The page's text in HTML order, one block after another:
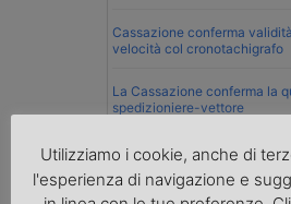
Cassazione conferma
velocità col cronotachigrafo
La Cassazione conferma la
spedizioniere-vettore
Esenzione Iva nei trasporti
su tutta la filiera
Utilizziamo i cookie, anche di
l'esperienza di navigazione e